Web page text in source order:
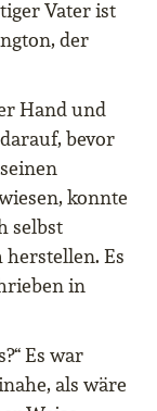
Vater ist
der
Hand und
bevor
konnte
selbst
Es
in
Es war
als wäre